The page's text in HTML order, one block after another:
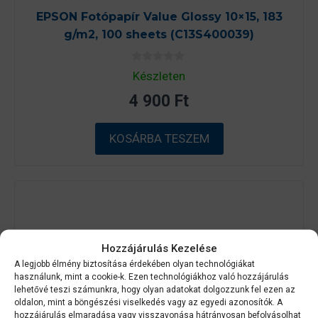
Hozzájárulás Kezelése
A legjobb élmény biztosítása érdekében olyan technológiákat
használunk, mint a cookie-k. Ezen technológiákhoz való hozzájárulás
lehetővé teszi számunkra, hogy olyan adatokat dolgozzunk fel ezen az
oldalon, mint a böngészési viselkedés vagy az egyedi azonosítók. A
hozzájárulás elmaradása vagy visszavonása hátrányosan befolyásolhat
EPSON Fotópapír Value Glossy 10×15, 183
g/m2, 100 sheets (C13S400039)
0
a
5
ő
l
Készleten
4 900 Ft
KOSÁRBA TESZEM